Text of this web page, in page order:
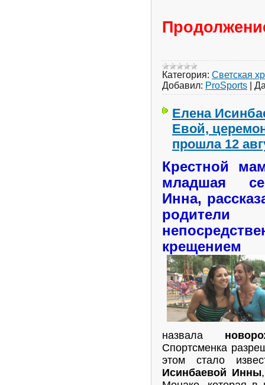
Категория: Светская
Добавил: ProSports
Елена
Евой,
прошла 12
Крестной
младшая
Инна,
родители
крещением
назвала
Спортсменка
этом стало
Исинбаевой Инны